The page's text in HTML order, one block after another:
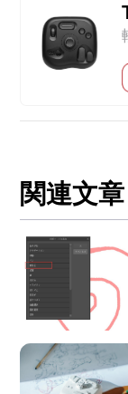
関連文章